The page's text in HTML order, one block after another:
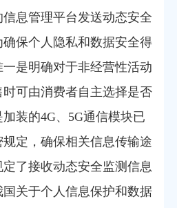
息管理平台发送动态安全
保个人隐私和数据安全得
是明确对于非经营性活动
可由消费者自主选择是否
装的4G、5G通信模块已
定，确保相关信息传输途
了接收动态安全监测信息
关于个人信息保护和数据